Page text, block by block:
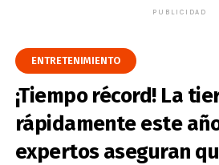
PUBLICIDAD
ENTRETENIMIENTO
¡Tiempo récord! La
rápidamente este
expertos aseguran